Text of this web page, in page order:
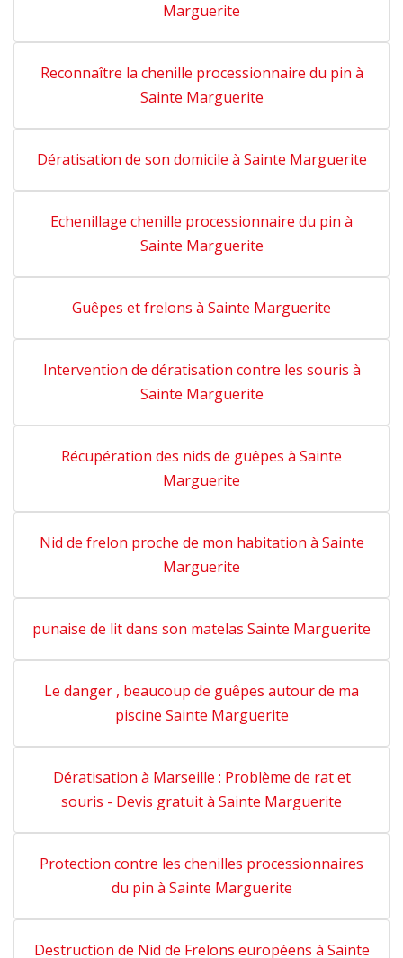
Marguerite
Reconnaître la chenille processionnaire du pin à
Sainte Marguerite
Dératisation de son domicile à Sainte Marguerite
Echenillage chenille processionnaire du pin à
Sainte Marguerite
Guêpes et frelons à Sainte Marguerite
Intervention de dératisation contre les souris à
Sainte Marguerite
Récupération des nids de guêpes à Sainte
Marguerite
Nid de frelon proche de mon habitation à Sainte
Marguerite
punaise de lit dans son matelas Sainte Marguerite
Le danger , beaucoup de guêpes autour de ma
piscine Sainte Marguerite
Dératisation à Marseille : Problème de rat et
souris - Devis gratuit à Sainte Marguerite
Protection contre les chenilles processionnaires
du pin à Sainte Marguerite
Destruction de Nid de Frelons européens à Sainte